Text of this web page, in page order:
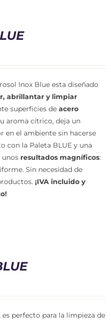
Inox Blue esta diseñado
abrillantar y limpiar
superficies de acero
aroma cítrico, deja un
en el ambiente sin hacerse
con la Paleta BLUE y una
unos resultados magníficos:
Sin necesidad de
¡IVA incluido y
es perfecto para la limpieza de